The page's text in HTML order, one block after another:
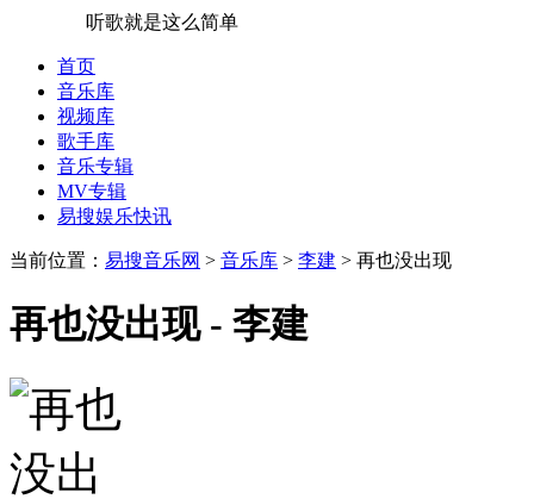
听歌就是这么简单
首页
音乐库
视频库
歌手库
音乐专辑
MV专辑
易搜娱乐快讯
当前位置： 易搜音乐网 > 音乐库 > 李建 > 再也没出现
再也没出现 - 李建